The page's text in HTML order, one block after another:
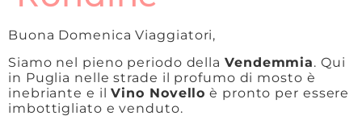
Buona Domenica Viaggiatori,
Siamo nel pieno periodo della Vendemmia. Qui
in Puglia nelle strade il profumo di mosto è
inebriante e ilVino Novello è pronto per essere
imbottigliato e venduto.